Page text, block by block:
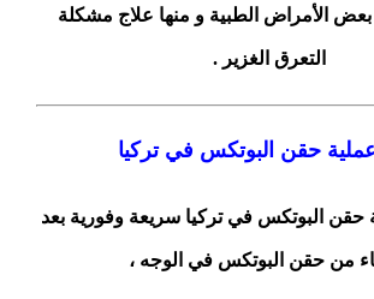
الأمراض الطبية و منها علاج مشكلة
التعرق الغزير .
عملية حقن البوتكس في تركيا
حقن البوتكس في تركيا سريعة وفورية بعد
من حقن البوتكس في الوجه ،